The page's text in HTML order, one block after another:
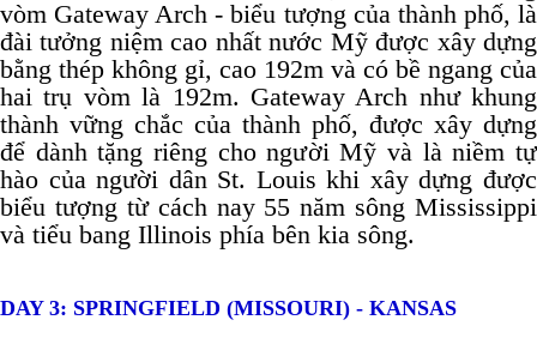
vòm Gateway Arch - biểu tượng của thành phố, là
đài tưởng niệm cao nhất nước Mỹ được xây dựng
bằng thép không gỉ, cao 192m và có bề ngang của
hai trụ vòm là 192m. Gateway Arch như khung
thành vững chắc của thành phố, được xây dựng
để dành tặng riêng cho người Mỹ và là niềm tự
hào của người dân St. Louis khi xây dựng được
biểu tượng từ cách nay 55 năm sông Mississippi
và tiểu bang Illinois phía bên kia sông.
DAY 3: SPRINGFIELD (MISSOURI) - KANSAS